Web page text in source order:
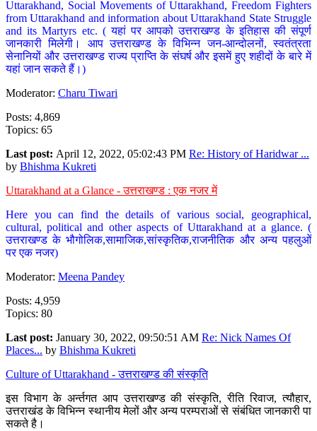
Uttarakhand, Social Movements of Uttarakhand, Freedom Fighters
from Uttarakhand and information about Uttarakhand State Struggle
and its Martyrs etc. ( यहां पर आपको उत्तराखण्ड के इतिहास की संपूर्ण
जानकारी मिलेगी। आप उत्तराखण्ड के विभिन्न जन-आन्दोलनों, स्वतंत्रता
सेनानियों और उत्तराखण्ड राज्य प्राप्ति के संघर्ष और इसमें हुए शहीदों के बारे में
यहां जान सकते हैं।)
Moderator: Charu Tiwari
Posts: 4,869
Topics: 65
Last post: April 12, 2022, 05:02:43 PM Re: History of Haridwar ...
by Bhishma Kukreti
Uttarakhand at a Glance - उत्तराखण्ड : एक नजर में
Here you can find the details of various social, geographical,
cultural, political and other aspects of Uttarakhand at a glance. (
उत्तराखण्ड के भौगोलिक,सामाजिक,सांस्कृतिक,राजनीतिक और अन्य पहलुओं
पर एक नजर)
Moderator: Meena Pandey
Posts: 4,959
Topics: 80
Last post: January 30, 2022, 09:50:51 AM Re: Nick Names Of
Places... by Bhishma Kukreti
Culture of Uttarakhand - उत्तराखण्ड की संस्कृति
इस विभाग के अर्न्तगत आप उत्तराखण्ड की संस्कृति, रीति रिवाज, त्यौहार,
उत्तराखंड के विभिन्न स्थानीय मेलों और अन्य परम्पराओं से संबंधित जानकारी पा
सकते है।